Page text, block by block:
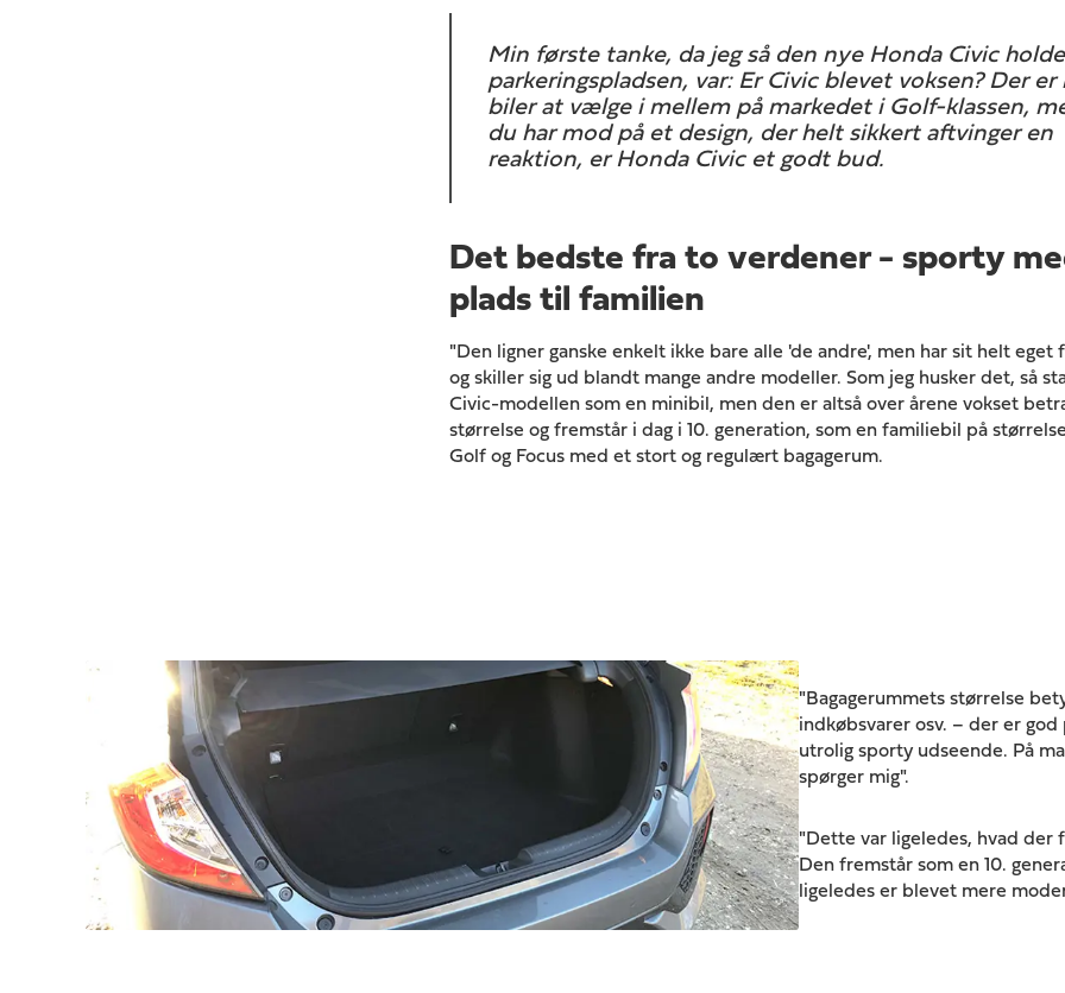
Min første tanke, da jeg så den nye Honda Civic
parkeringspladsen, var: Er Civic blevet voksen? Der er
biler at vælge i mellem på markedet i Golf-klassen,
du har mod på et design, der helt sikkert aftvinger en
reaktion, er Honda Civic et godt bud.
Det bedste fra to verdener - sporty
plads til familien
"Den ligner ganske enkelt ikke bare alle 'de andre', men har sit helt eget
og skiller sig ud blandt mange andre modeller. Som jeg husker det, så
Civic-modellen som en minibil, men den er altså over årene vokset
størrelse og fremstår i dag i 10. generation, som en familiebil på
Golf og Focus med et stort og regulært bagagerum.
"Bagagerummets størrelse
indkøbsvarer osv. – der er
utrolig sporty udseende. På
spørger mig".
"Dette var ligeledes, hvad der
Den fremstår som en 10.
ligeledes er blevet mere